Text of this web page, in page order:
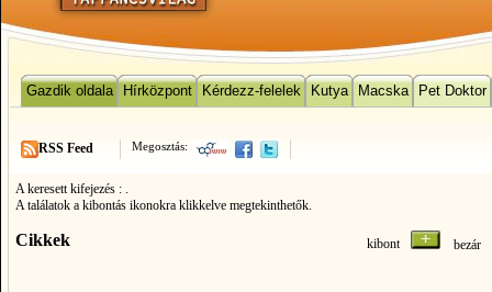
Gazdik oldala Hírközpont Kérdezz-felelek Kutya Macska Pet Doktor
Megosztás:
RSS Feed
A keresett kifejezés : .
A találatok a kibontás ikonokra klikkelve megtekinthetők.
Cikkek kibont